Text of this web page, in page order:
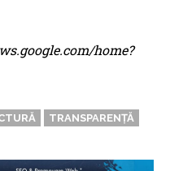
home?
TRANSPARENȚĂ